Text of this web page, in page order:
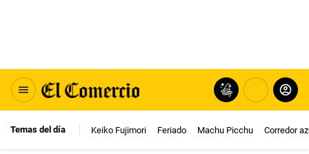
Temas del día Keiko Fujimori Feriado Machu Picchu Corredor